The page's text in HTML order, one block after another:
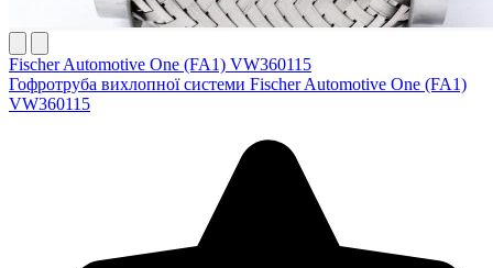
Fischer Automotive One (FA1) VW360115
Гофротруба вихлопної системи Fischer Automotive One (FA1)
VW360115